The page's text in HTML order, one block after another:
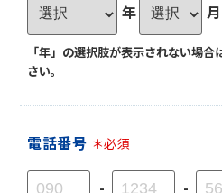
年 月
「年」の選択肢が表示されない場
さい。
電話番号 ＊必須
- -